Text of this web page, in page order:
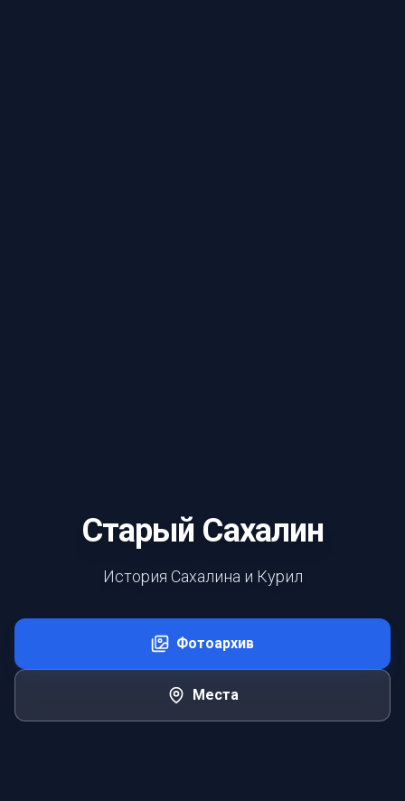
Старый Сахалин
История Сахалина и Курил
Фотоархив
Места